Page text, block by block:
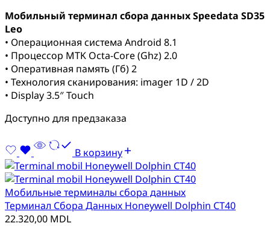
Мобильный терминал сбора данных Speedata SD35
Leo
• Операционная система Android 8.1
• Процессор MTK Octa-Core (Ghz) 2.0
• Оперативная память (Гб) 2
• Технология сканирования: imager 1D / 2D
• Display 3.5″ Touch
Доступно для предзаказа
В корзину
Мобильные терминалы сбора данных
Терминал Сбора Данных Honeywell Dolphin CT40
22.320,00 MDL